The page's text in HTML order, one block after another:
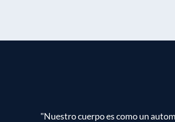
"Nuestro cuerpo es como un